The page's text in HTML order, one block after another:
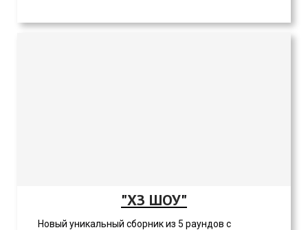
"ХЗ ШОУ"
Новый уникальный сборник из 5 раундов с